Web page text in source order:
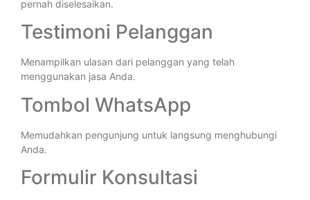
pernah diselesaikan.
Testimoni Pelanggan
Menampilkan ulasan dari pelanggan yang telah
menggunakan jasa Anda.
Tombol WhatsApp
Memudahkan pengunjung untuk langsung menghubungi
Anda.
Formulir Konsultasi